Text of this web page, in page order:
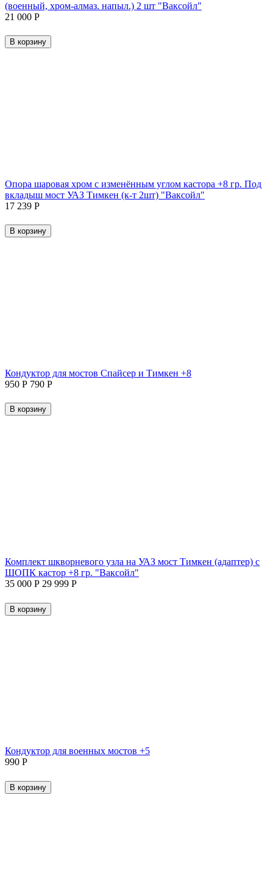
(военный, хром-алмаз. напыл.) 2 шт "Ваксойл"
21 000 Р
В корзину
Опора шаровая хром с изменённым углом кастора +8 гр. Под
вкладыш мост УАЗ Тимкен (к-т 2шт) "Ваксойл"
17 239 Р
В корзину
Кондуктор для мостов Спайсер и Тимкен +8
‍950‍ Р ‍790‍ Р
В корзину
Комплект шкворневого узла на УАЗ мост Тимкен (адаптер) с
ШОПК кастор +8 гр. "Ваксойл"
35 000 Р 29 999 Р
В корзину
Кондуктор для военных мостов +5
‍990‍ Р
В корзину